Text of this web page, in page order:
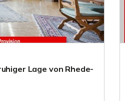
Lage von Rhede-